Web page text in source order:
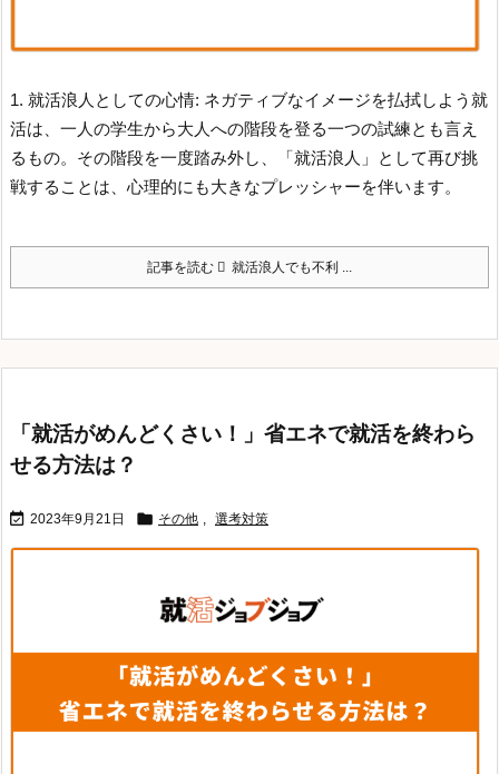
1. 就活浪人としての心情: ネガティブなイメージを払拭しよう 就
活は、一人の学生から大人への階段を登る一つの試練とも言え
るもの。その階段を一度踏み外し、「就活浪人」として再び挑
戦することは、心理的にも大きなプレッシャーを伴います。
記事を読む 就活浪人でも不利 ...
「就活がめんどくさい！」省エネで就活を終わら
せる方法は？
 2023年9月21日  その他 , 選考対策